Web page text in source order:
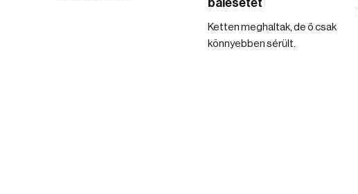
balesetet
Ketten meghaltak, de ő csak
könnyebben sérült.